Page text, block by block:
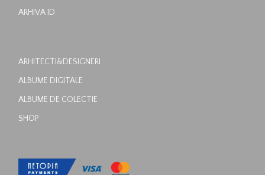
ARHIVA ID
ARHITECTI&DESIGNERI
ALBUME DIGITALE
ALBUME DE COLECTIE
SHOP